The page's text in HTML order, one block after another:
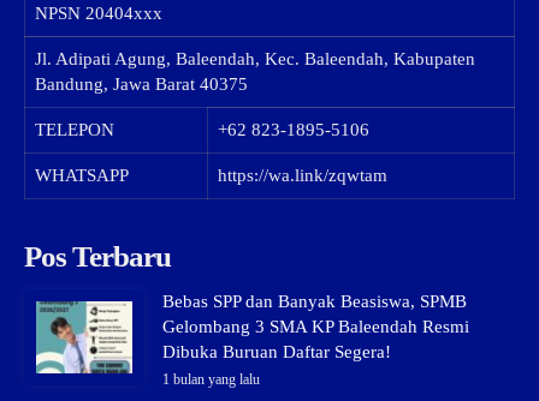
NPSN 20404xxx
Jl. Adipati Agung, Baleendah, Kec. Baleendah, Kabupaten
Bandung, Jawa Barat 40375
TELEPON +62 823-1895-5106
WHATSAPP https://wa.link/zqwtam
Pos Terbaru
Bebas SPP dan Banyak Beasiswa, SPMB
Gelombang 3 SMA KP Baleendah Resmi
Dibuka Buruan Daftar Segera!
1 bulan yang lalu